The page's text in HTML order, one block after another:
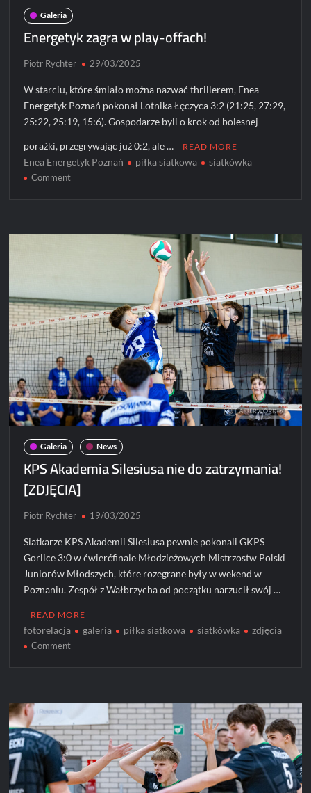
Galeria
Energetyk zagra w play-offach!
Piotr Rychter 29/03/2025
W starciu, które śmiało można nazwać thrillerem, Enea
Energetyk Poznań pokonał Lotnika Łęczyca 3:2 (21:25, 27:29,
25:22, 25:19, 15:6). Gospodarze byli o krok od bolesnej
porażki, przegrywając już 0:2, ale … READ MORE
Enea Energetyk Poznań piłka siatkowa siatkówka
Commenton
play-
Galeria News
KPS Akademia Silesiusa nie do zatrzymania!
[ZDJĘCIA]
Piotr Rychter 19/03/2025
Siatkarze KPS Akademii Silesiusa pewnie pokonali GKPS
Gorlice 3:0 w ćwierćfinale Młodzieżowych Mistrzostw Polski
Juniorów Młodszych, które rozegrane były w wekend w
Poznaniu. Zespół z Wałbrzycha od początku narzucił swój …
READ MORE
fotorelacja galeria piłka siatkowa siatkówka zdjęcia
Commenton
nie
do
zatrzymania!
[ZDJĘCIA]